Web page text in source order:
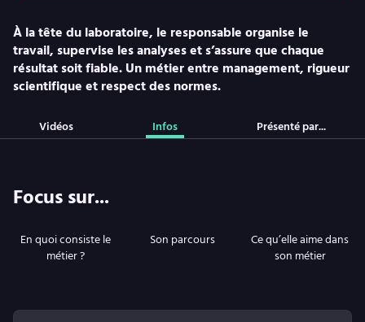
À la tête du laboratoire, le responsable organise le
travail, supervise les analyses et s’assure que chaque
résultat soit fiable. Un métier entre management, rigueur
scientifique et respect des normes.
Vidéos Infos Présenté par...
Focus sur...
En quoi consiste le
métier ?
Son parcours
Ce qu’elle aime dans
son métier